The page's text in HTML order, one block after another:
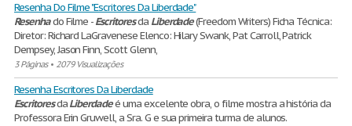
Resenha Do Filme "Escritores Da Liberdade"
Resenhado Filme -Escritoresda Liberdade(Freedom Writers) Ficha Técnica:
Diretor: Richard LaGravenese Elenco: Hilary Swank, Pat Carroll, Patrick
Dempsey, Jason Finn, Scott Glenn,
3 Páginas• 2079 Visualizações
Resenha Escritores Da Liberdade
EscritoresdaLiberdadeé uma excelente obra, o filme mostra a história da
Professora Erin Gruwell, a Sra. G e sua primeira turma de alunos.